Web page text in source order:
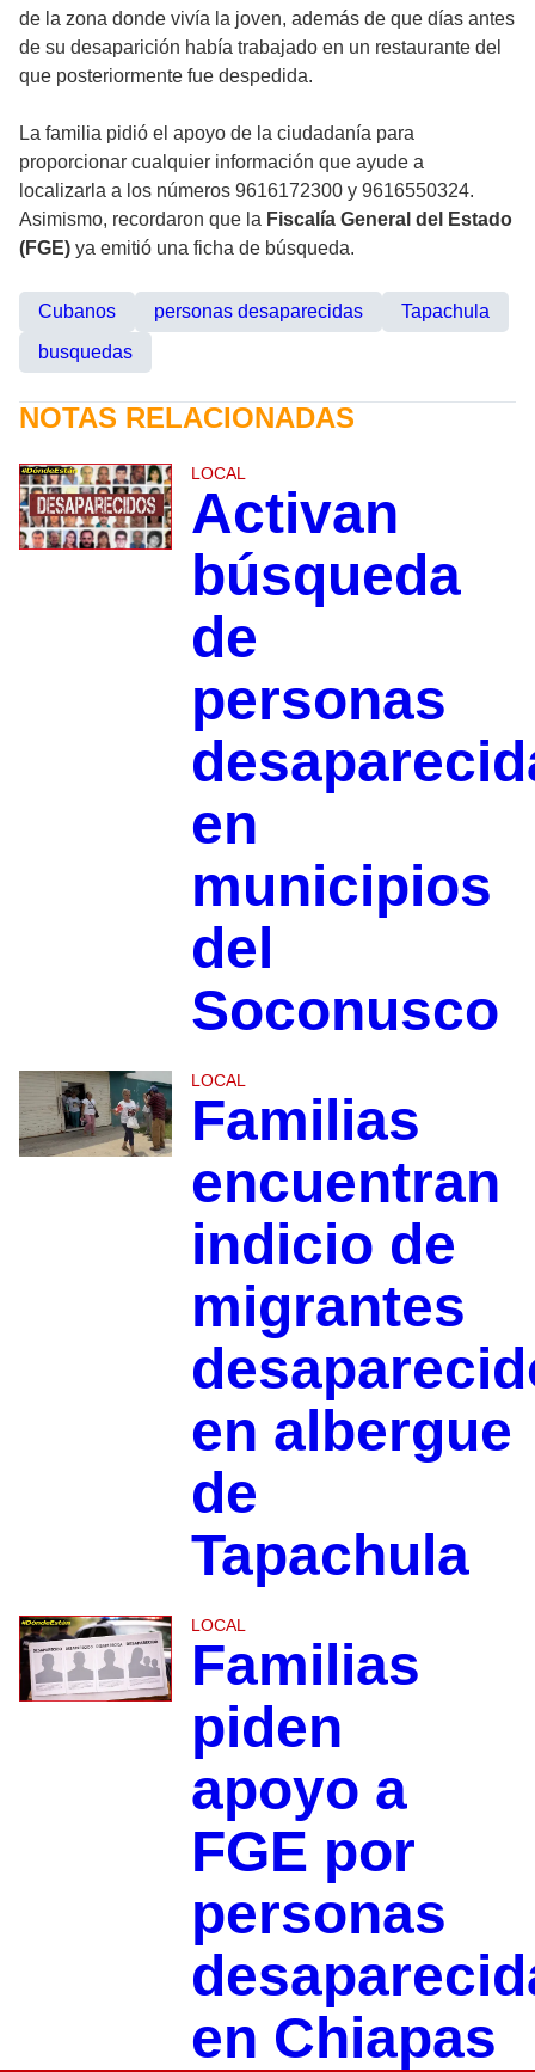
de la zona donde vivía la joven, además de que días antes
de su desaparición había trabajado en un restaurante del
que posteriormente fue despedida.
La familia pidió el apoyo de la ciudadanía para
proporcionar cualquier información que ayude a
localizarla a los números 9616172300 y 9616550324.
Asimismo, recordaron que la Fiscalía General del Estado
(FGE) ya emitió una ficha de búsqueda.
Cubanos personas desaparecidas
Tapachula
busquedas
NOTAS RELACIONADAS
LOCAL
Activan
búsqueda
de
personas
en
municipios
del
Soconusco
LOCAL
Familias
encuentran
indicio de
migrantes
en albergue
de
Tapachula
LOCAL
Familias
piden
apoyo a
FGE por
personas
en Chiapas